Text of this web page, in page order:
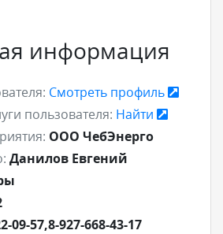
информация
Смотреть профиль
пользователя: Найти
ООО ЧебЭнерго
Данилов Евгений
09-57,8-927-668-43-17